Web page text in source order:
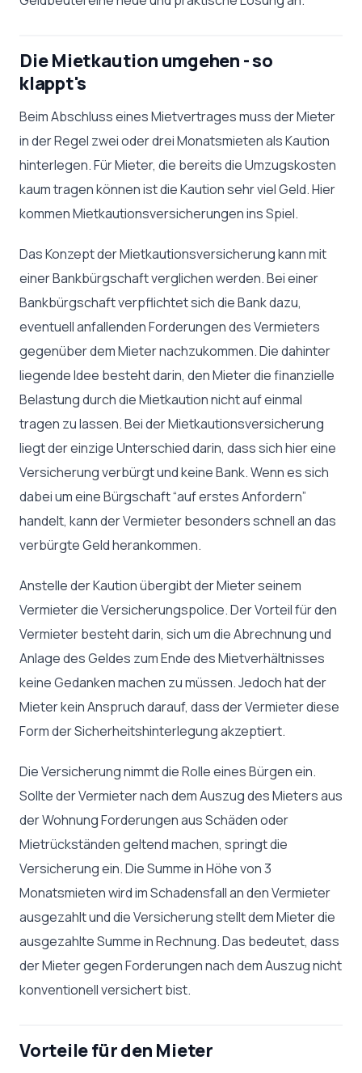
Die Mietkaution umgehen - so
klappt's
Beim Abschluss eines Mietvertrages muss der Mieter
in der Regel zwei oder drei Monatsmieten als Kaution
hinterlegen. Für Mieter, die bereits die Umzugskosten
kaum tragen können ist die Kaution sehr viel Geld. Hier
kommen Mietkautionsversicherungen ins Spiel.
Das Konzept der Mietkautionsversicherung kann mit
einer Bankbürgschaft verglichen werden. Bei einer
Bankbürgschaft verpflichtet sich die Bank dazu,
eventuell anfallenden Forderungen des Vermieters
gegenüber dem Mieter nachzukommen. Die dahinter
liegende Idee besteht darin, den Mieter die finanzielle
Belastung durch die Mietkaution nicht auf einmal
tragen zu lassen. Bei der Mietkautionsversicherung
liegt der einzige Unterschied darin, dass sich hier eine
Versicherung verbürgt und keine Bank. Wenn es sich
dabei um eine Bürgschaft “auf erstes Anfordern”
handelt, kann der Vermieter besonders schnell an das
verbürgte Geld herankommen.
Anstelle der Kaution übergibt der Mieter seinem
Vermieter die Versicherungspolice. Der Vorteil für den
Vermieter besteht darin, sich um die Abrechnung und
Anlage des Geldes zum Ende des Mietverhältnisses
keine Gedanken machen zu müssen. Jedoch hat der
Mieter kein Anspruch darauf, dass der Vermieter diese
Form der Sicherheitshinterlegung akzeptiert.
Die Versicherung nimmt die Rolle eines Bürgen ein.
Sollte der Vermieter nach dem Auszug des Mieters aus
der Wohnung Forderungen aus Schäden oder
Mietrückständen geltend machen, springt die
Versicherung ein. Die Summe in Höhe von 3
Monatsmieten wird im Schadensfall an den Vermieter
ausgezahlt und die Versicherung stellt dem Mieter die
ausgezahlte Summe in Rechnung. Das bedeutet, dass
der Mieter gegen Forderungen nach dem Auszug nicht
konventionell versichert bist.
Vorteile für den Mieter